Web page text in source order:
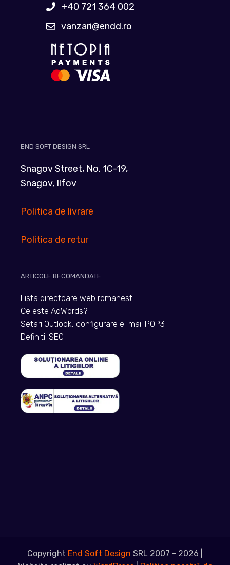
+40 721 364 002
vanzari@endd.ro
END SOFT DESIGN SRL
Snagov Street, No. 1C-19,
Snagov, Ilfov
Politica de livrare
Politica de retur
ARTICOLE RECOMANDATE
Lista directoare web romanesti
Ce este AdWords?
Setari Outlook, configurare e-mail POP3
Definitii SEO
Copyright End Soft Design SRL 2007 - 2026 |